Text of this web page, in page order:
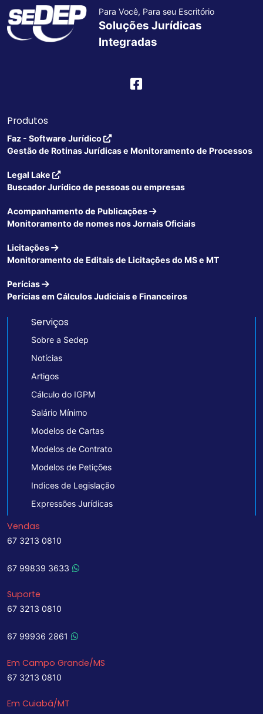
Para Você, Para seu Escritório
Soluções Jurídicas
Integradas
Produtos
Faz - Software Jurídico
Gestão de Rotinas Jurídicas e Monitoramento de Processos
Legal Lake
Buscador Jurídico de pessoas ou empresas
Acompanhamento de Publicações
Monitoramento de nomes nos Jornais Oficiais
Licitações
Monitoramento de Editais de Licitações do MS e MT
Perícias
Perícias em Cálculos Judiciais e Financeiros
Serviços
Sobre a Sedep
Notícias
Artigos
Cálculo do IGPM
Salário Mínimo
Modelos de Cartas
Modelos de Contrato
Modelos de Petições
Indices de Legislação
Expressões Jurídicas
Vendas
67 3213 0810
67 99839 3633
Suporte
67 3213 0810
67 99936 2861
Em Campo Grande/MS
67 3213 0810
Em Cuiabá/MT